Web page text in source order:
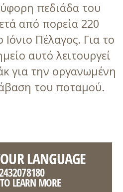
πεδιάδα του
από πορεία 220
Πέλαγος. Για το
αυτό λειτουργεί
για την οργανωμένη
του ποταμού.
LANGUAGE
LEARN MORE